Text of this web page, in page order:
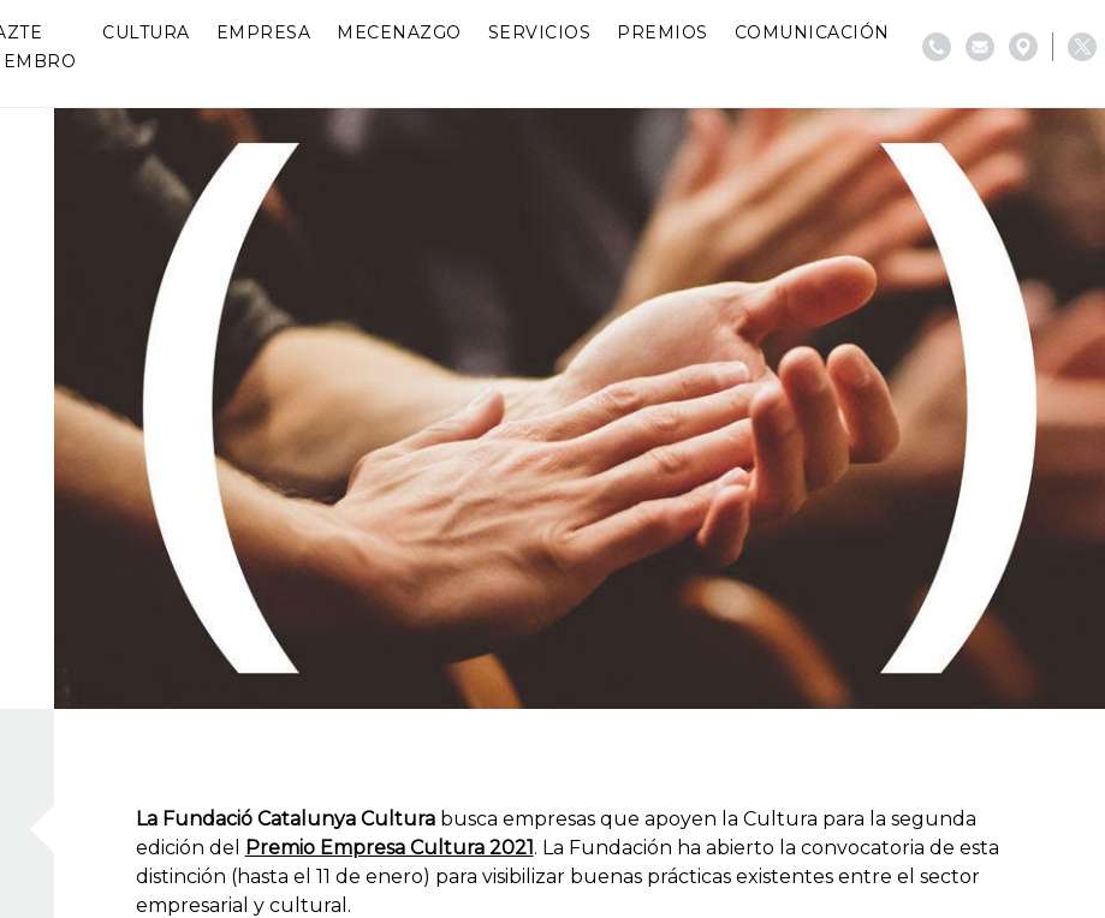
CULTURA EMPRESA MECENAZGO SERVICIOS PREMIOS COMUNICACIÓN
La Fundació Catalunya Culturabusca empresas que apoyen la Cultura para la segunda
edición del
Premio Empresa Cultura 2021. La Fundación ha abierto la convocatoria de esta
distinción (hasta el 11 de enero) para visibilizar buenas prácticas existentes entre el sector
empresarial y cultural.